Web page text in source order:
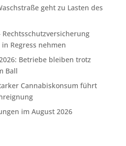
geht zu Lasten des
Regress nehmen
Betriebe bleiben trotz
Ball
Cannabiskonsum führt
im August 2026